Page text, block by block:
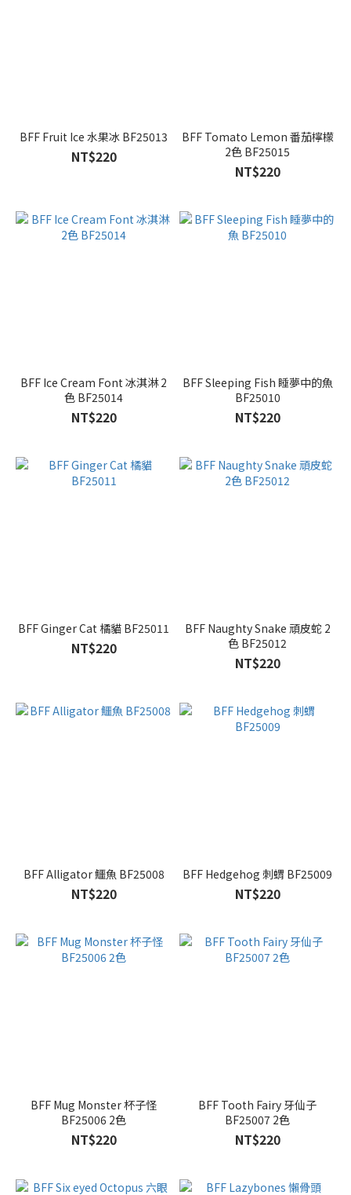
BFF Fruit Ice 水果冰 BF25013
NT$220
BFF Tomato Lemon 番茄檸檬
2色 BF25015
NT$220
BFF Ice Cream Font 冰淇淋 2
色 BF25014
NT$220
BFF Sleeping Fish 睡夢中的魚
BF25010
NT$220
BFF Ginger Cat 橘貓 BF25011
NT$220
BFF Naughty Snake 頑皮蛇 2
色 BF25012
NT$220
BFF Alligator 鱷魚 BF25008
NT$220
BFF Hedgehog 刺蝟 BF25009
NT$220
BFF Mug Monster 杯子怪
BF25006 2色
NT$220
BFF Tooth Fairy 牙仙子
BF25007 2色
NT$220